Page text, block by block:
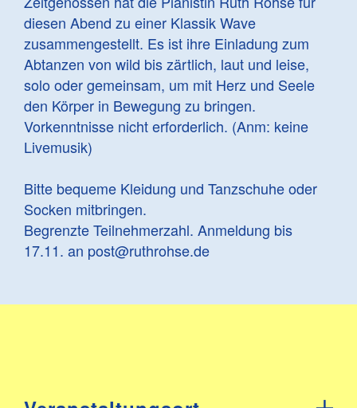
diesen Abend zu einer Klassik Wave
zusammengestellt. Es ist ihre Einladung zum
Abtanzen von wild bis zärtlich, laut und leise,
solo oder gemeinsam, um mit Herz und Seele
den Körper in Bewegung zu bringen.
Vorkenntnisse nicht erforderlich. (Anm: keine
Livemusik)
Bitte bequeme Kleidung und Tanzschuhe oder
Socken mitbringen.
Begrenzte Teilnehmerzahl. Anmeldung bis
17.11. an post@ruthrohse.de